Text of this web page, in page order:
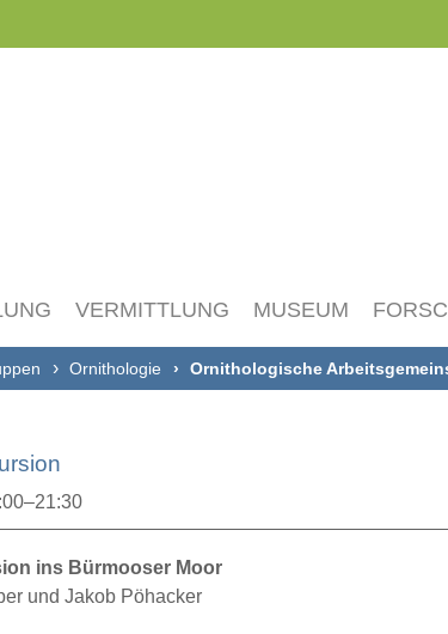
VERMITTLUNG MUSEUM
Ornithologie Ornithologische
ins Bürmooser Moor
und Jakob Pöhacker